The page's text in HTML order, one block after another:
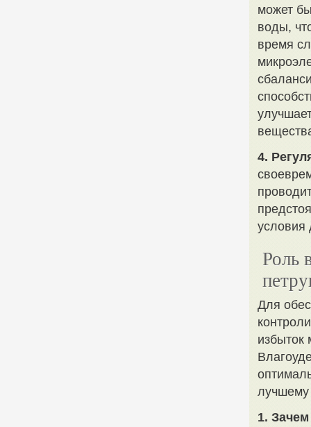
может
воды,
время
4.
условия
Роль
Для
избыток
лучшему
1.